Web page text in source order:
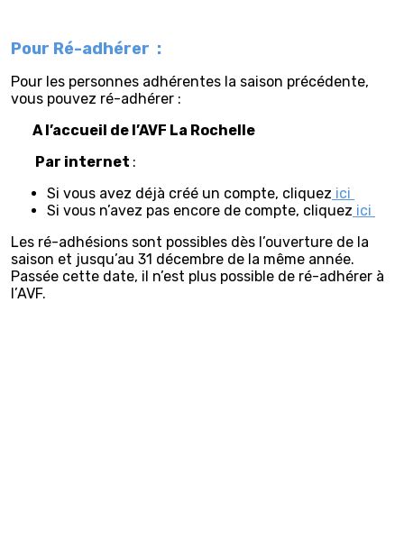
Pour Ré-adhérer :
Pour les personnes adhérentes la saison précédente,
vous pouvez ré-adhérer :
A l’accueil de l’AVF La Rochelle
Par internet :
Si vous avez déjà créé un compte, cliquez ici
Si vous n’avez pas encore de compte, cliquez ici
Les ré-adhésions sont possibles dès l’ouverture de la
saison et jusqu’au 31 décembre de la même année.
Passée cette date, il n’est plus possible de ré-adhérer à
l’AVF.